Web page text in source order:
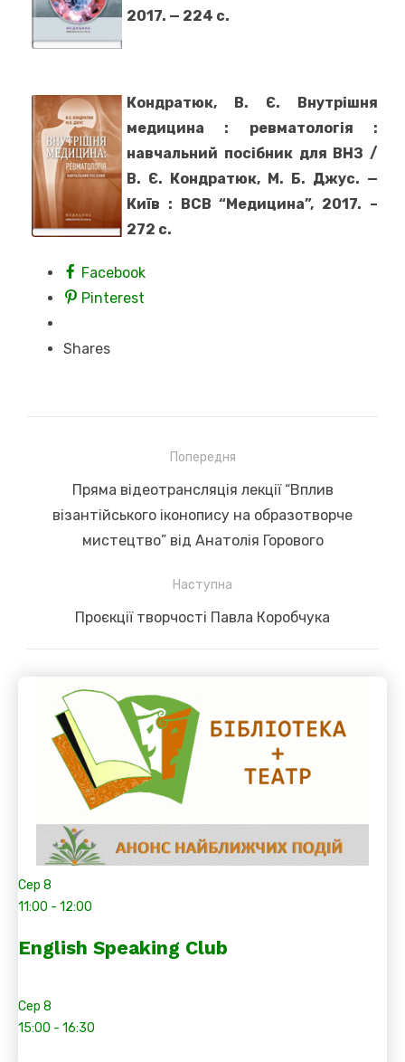
2017. — 224 с.
Кондратюк, В. Є. Внутрішня
медицина : ревматологія :
навчальний посібник для ВНЗ /
В. Є. Кондратюк, М. Б. Джус. —
Київ : ВСВ “Медицина”, 2017. –
272 с.
Facebook
Pinterest
Shares
записів
Попередня
Previous
post:
Пряма відеотрансляція лекції “Вплив
візантійського іконопису на образотворче
мистецтво” від Анатолія Горового
Наступна
Next
Проєкції творчості Павла Коробчука
Сер 8
11:00 - 12:00
English Speaking Club
Сер 8
15:00 - 16:30